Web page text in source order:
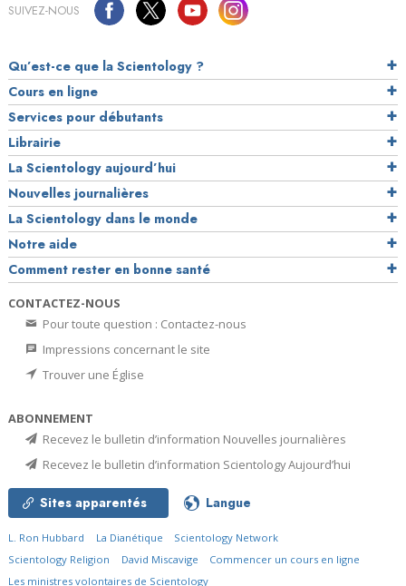
SUIVEZ-NOUS
Qu’est-ce que la Scientology ?
Cours en ligne
Services pour débutants
Librairie
La Scientology aujourd’hui
Nouvelles journalières
La Scientology dans le monde
Notre aide
Comment rester en bonne santé
CONTACTEZ-NOUS
Pour toute question : Contactez-nous
Impressions concernant le site
Trouver une Église
ABONNEMENT
Recevez le bulletin d’information Nouvelles journalières
Recevez le bulletin d’information Scientology Aujourd’hui
Sites apparentés Langue
L. Ron Hubbard La Dianétique
Scientology Network
Scientology Religion
David Miscavige
Commencer un cours en ligne
Les ministres volontaires de Scientology